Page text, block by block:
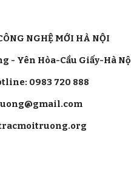
NGHỆ MỚI HÀ NỘI
- Yên Hòa-Cầu Giấy-Hà
0983 720 888